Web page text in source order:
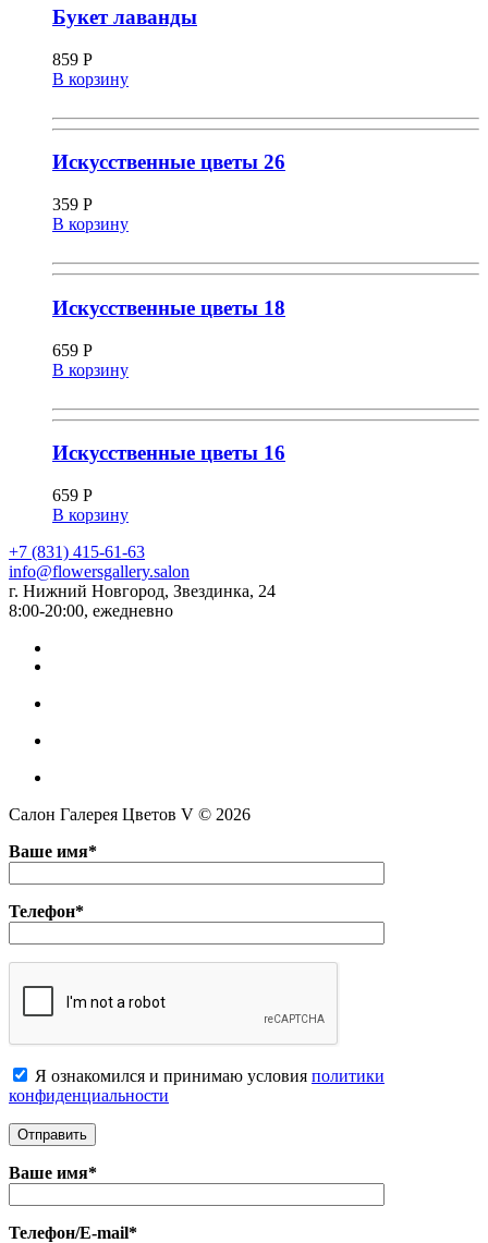
Букет лаванды
859 Р
В корзину
Искусственные цветы 26
359 Р
В корзину
Искусственные цветы 18
659 Р
В корзину
Искусственные цветы 16
659 Р
В корзину
+7 (831) 415-61-63
info@flowersgallery.salon
г. Нижний Новгород, Звездинка, 24
8:00-20:00, ежедневно
Салон Галерея Цветов V © 2026
Ваше имя*
Телефон*
Я ознакомился и принимаю условия политики
конфиденциальноcти
Ваше имя*
Телефон/E-mail*